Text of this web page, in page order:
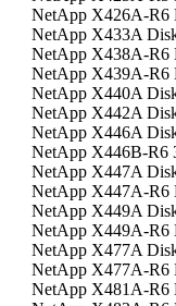
NetApp X426A-R6
NetApp X433A
NetApp X438A-R6
NetApp X439A-R6
NetApp X440A
NetApp X442A
NetApp X446A
NetApp X446B-R6
NetApp X447A
NetApp X447A-R6
NetApp X449A
NetApp X449A-R6
NetApp X477A
NetApp X477A-R6
NetApp X481A-R6